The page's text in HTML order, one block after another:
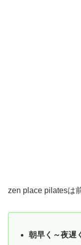
zen place pilatesは
朝早く～夜遅